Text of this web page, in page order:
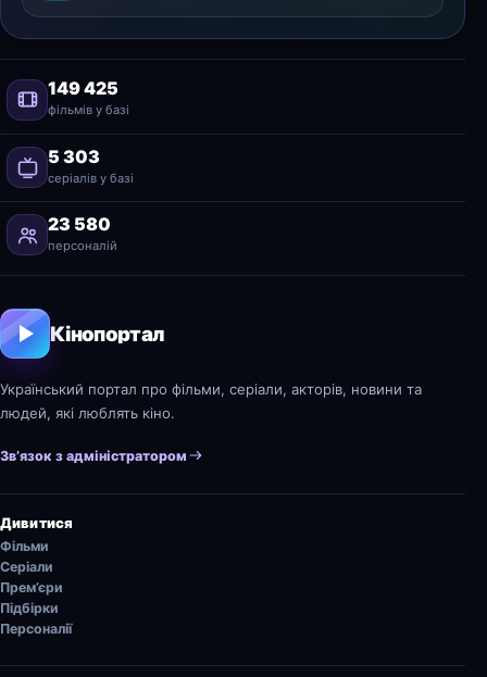
149 425
фільмів у базі
5 303
серіалів у базі
23 580
персоналій
Кінопортал
Український портал про фільми, серіали, акторів, новини та
людей, які люблять кіно.
Зв’язок з адміністратором
Дивитися
Фільми
Серіали
Прем’єри
Підбірки
Персоналії